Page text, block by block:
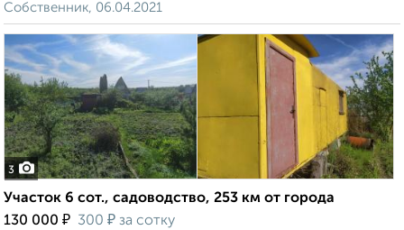
Собственник, 06.04.2021
3
Участок 6 сот., садоводство, 253 км от города
130 000 ₽ 300 ₽ за сотку